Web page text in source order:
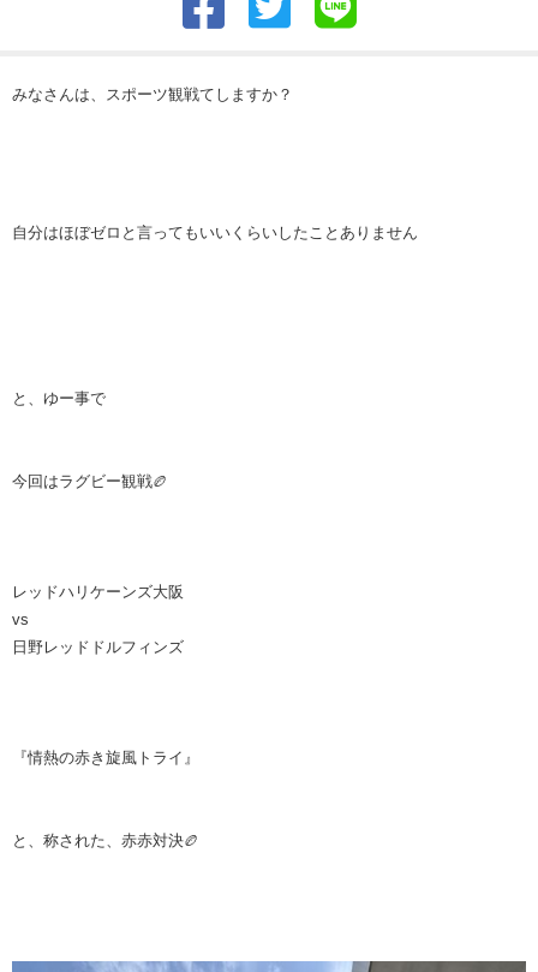
みなさんは、スポーツ観戦てしますか？
自分はほぼゼロと言ってもいいくらいしたことありません
と、ゆー事で
今回はラグビー観戦🏉
レッドハリケーンズ大阪
vs
日野レッドドルフィンズ
『情熱の赤き旋風トライ』
と、称された、赤赤対決🏉